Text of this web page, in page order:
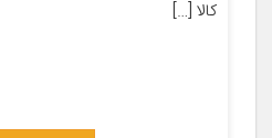
کالا […]